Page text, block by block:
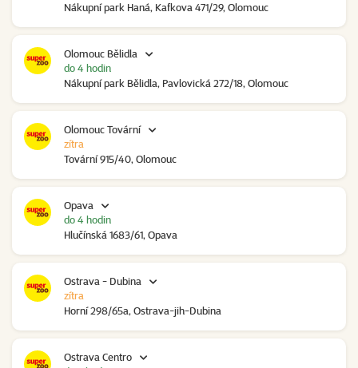
Nákupní park Haná, Kafkova 471/29, Olomouc
Olomouc Bělidla
Nákupní park Bělidla, Pavlovická 272/18, Olomouc
do 4 hodin
Olomouc Tovární
Tovární 915/40, Olomouc
zítra
Opava
Hlučínská 1683/61, Opava
do 4 hodin
Ostrava - Dubina
Horní 298/65a, Ostrava-jih-Dubina
zítra
Ostrava Centro